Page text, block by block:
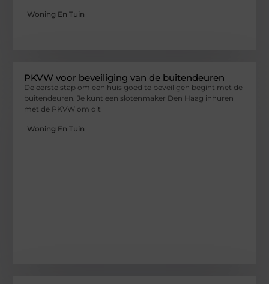
Woning En Tuin
PKVW voor beveiliging van de buitendeuren
De eerste stap om een huis goed te beveiligen begint met de
buitendeuren. Je kunt een slotenmaker Den Haag inhuren
met de PKVW om dit
Woning En Tuin